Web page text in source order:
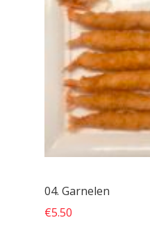
04. Garnelen
€5.50